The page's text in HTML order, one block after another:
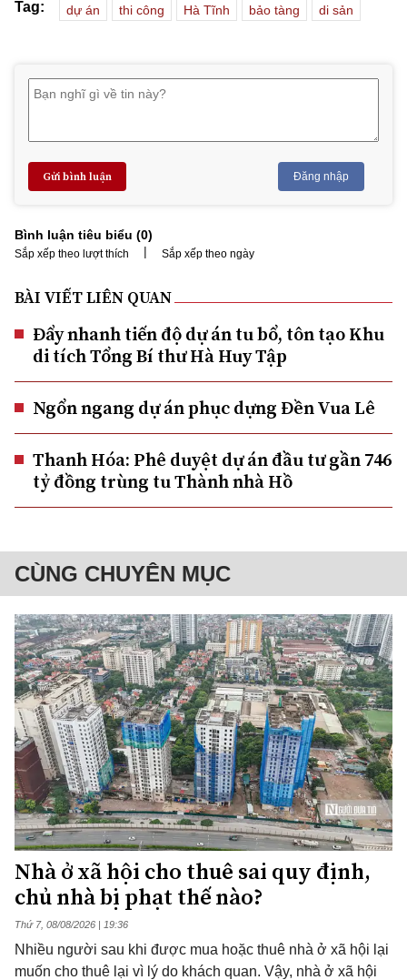
Tag: dự án thi công Hà Tĩnh bảo tàng di sản
Gửi bình luận Đăng nhập
Bình luận tiêu biểu (0)
Sắp xếp theo lượt thích | Sắp xếp theo ngày
BÀI VIẾT LIÊN QUAN
Đẩy nhanh tiến độ dự án tu bổ, tôn tạo Khu
di tích Tổng Bí thư Hà Huy Tập
Ngổn ngang dự án phục dựng Đền Vua Lê
Thanh Hóa: Phê duyệt dự án đầu tư gần 746
tỷ đồng trùng tu Thành nhà Hồ
CÙNG CHUYÊN MỤC
Nhà ở xã hội cho thuê sai quy định,
chủ nhà bị phạt thế nào?
Thứ 7, 08/08/2026 | 19:36
Nhiều người sau khi được mua hoặc thuê nhà ở xã hội lại
muốn cho thuê lại vì lý do khách quan. Vậy, nhà ở xã hội